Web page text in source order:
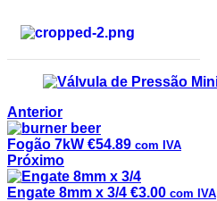
Anterior
Fogão 7kW €54.89 com IVA
Próximo
Engate 8mm x 3/4 €3.00 com IVA